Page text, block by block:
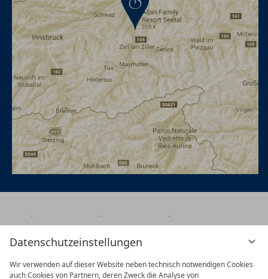
Datenschutzeinstellungen
Wir verwenden auf dieser Website neben technisch notwendigen Cookies
auch Cookies von Partnern, deren Zweck die Analyse von